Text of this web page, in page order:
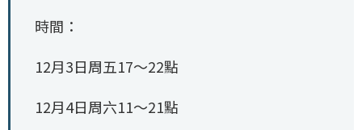
時間：
12月3日周五17～22點
12月4日周六11～21點